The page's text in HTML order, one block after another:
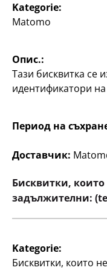
Компания
кариера
Качество
Устойчивост
Потребители
Информация за
Kategorie:
Matomo
Опис.:
Тази бисквитка се
идентификатори
Период на
Доставчик:
Бисквитки, които
задължителни:
Kategorie:
Бисквитки, които